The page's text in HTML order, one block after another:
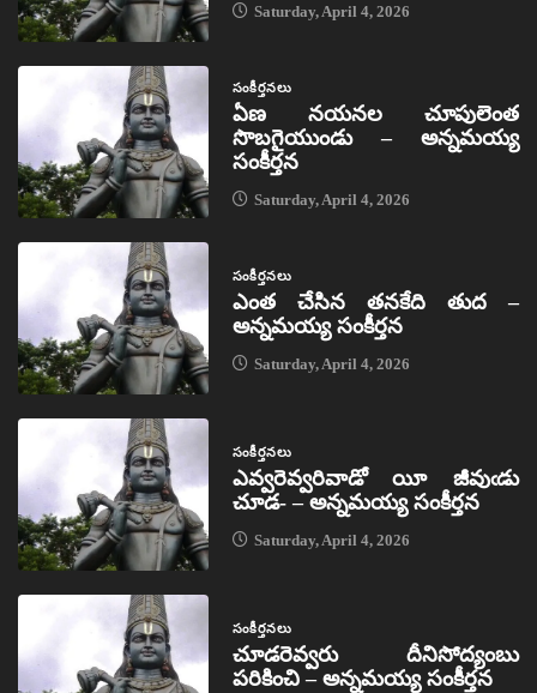
Saturday, April 4, 2026
సంకీర్తనలు
ఏణ నయనల చూపులెంత
సొబగైయుండు – అన్నమయ్య
సంకీర్తన
Saturday, April 4, 2026
సంకీర్తనలు
ఎంత చేసిన తనకేది తుద –
అన్నమయ్య సంకీర్తన
Saturday, April 4, 2026
సంకీర్తనలు
ఎవ్వరెవ్వరివాడో యీ జీవుఁడు
చూడ- – అన్నమయ్య సంకీర్తన
Saturday, April 4, 2026
సంకీర్తనలు
చూడరెవ్వరు దీనిసోద్యంబు
పరికించి – అన్నమయ్య సంకీర్తన